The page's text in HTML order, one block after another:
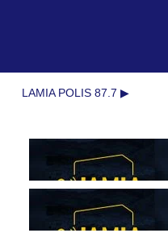
LAMIA POLIS 87.7 ▶︎